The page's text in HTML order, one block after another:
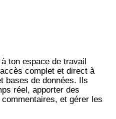
ton espace de travail
complet et direct à
bases de données. Ils
réel, apporter des
et gérer les